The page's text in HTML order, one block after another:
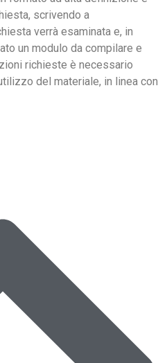
scrivendo a
verrà esaminata e, in
un modulo da compilare e
richieste è necessario
del materiale, in linea con